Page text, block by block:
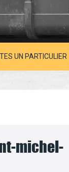
UN PARTICULIER
michel-